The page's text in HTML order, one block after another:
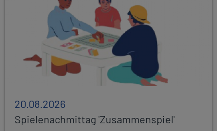
20.08.2026
Spielenachmittag 'Zusammenspiel'